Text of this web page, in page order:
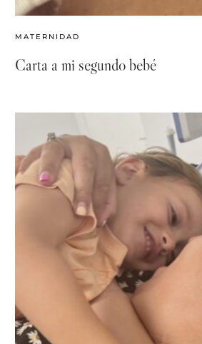
MATERNIDAD
Carta a mi segundo bebé